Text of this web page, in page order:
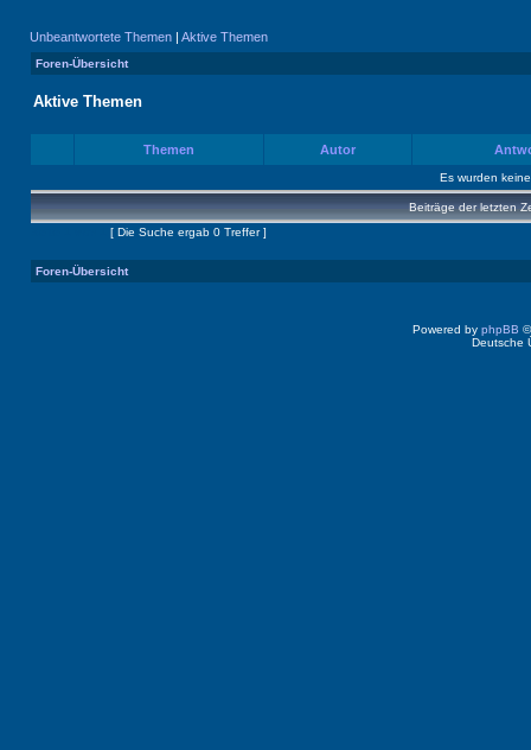
Unbeantwortete Themen | Aktive Themen
Foren-Übersicht
Aktive Themen
Themen Autor
Es wurden
Beiträge der letzten
[ Die Suche ergab 0 Treffer ]
Foren-Übersicht
Powered by phpBB
Deutsche